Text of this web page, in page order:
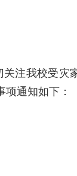
关注我校受灾
通知如下：